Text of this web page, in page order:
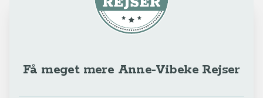
Få meget mere Anne-Vibeke Rejser